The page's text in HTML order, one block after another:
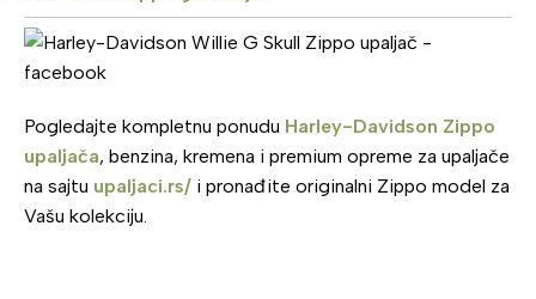
Pogledajte kompletnu ponudu Harley-Davidson Zippo
upaljača, benzina, kremena i premium opreme za upaljače
na sajtu upaljaci.rs/ i pronađite originalni Zippo model za
Vašu kolekciju.